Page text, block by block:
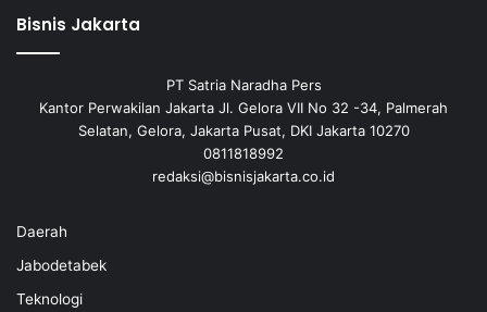
Bisnis Jakarta
PT Satria Naradha Pers
Kantor Perwakilan Jakarta Jl. Gelora VII No 32 -34, Palmerah
Selatan, Gelora, Jakarta Pusat, DKI Jakarta 10270
0811818992
redaksi@bisnisjakarta.co.id
Daerah
Jabodetabek
Teknologi